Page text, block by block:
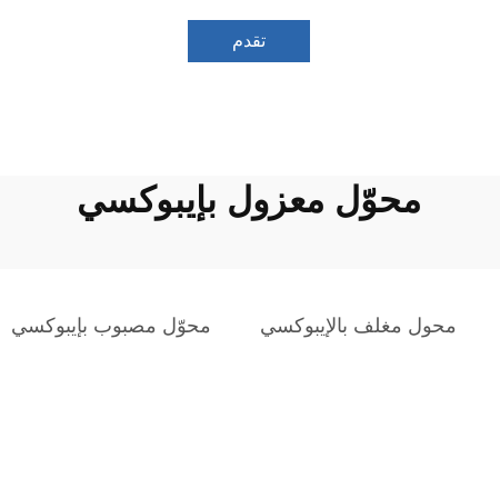
تقدم
محوّل معزول بإيبوكسي
محول مغلف بالإيبوكسي محوّل مصبوب بإيبوكسي